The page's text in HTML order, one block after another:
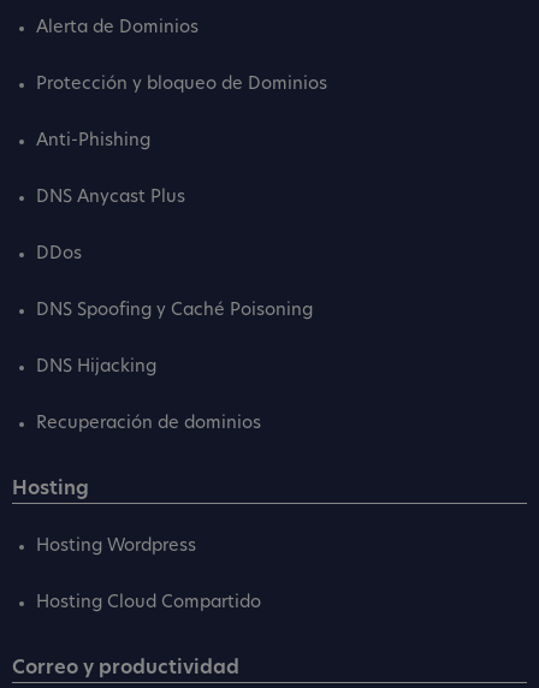
Alerta de Dominios
Protección y bloqueo de Dominios
Anti-Phishing
DNS Anycast Plus
DDos
DNS Spoofing y Caché Poisoning
DNS Hijacking
Recuperación de dominios
Hosting
Hosting Wordpress
Hosting Cloud Compartido
Correo y productividad